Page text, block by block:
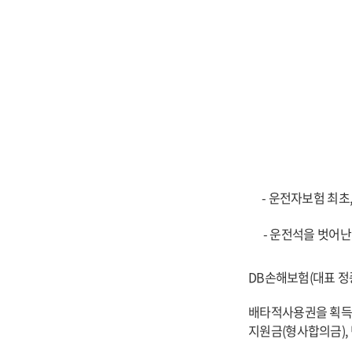
-운전자보험 최
-운전석을 벗어
DB손해보험(대표
배타적사용권을 획
지원금(형사합의금